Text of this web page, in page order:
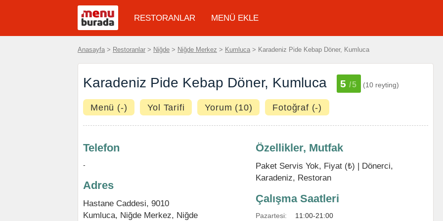
RESTORANLAR MENÜ EKLE
Anasayfa > Restoranlar > Niğde > Niğde Merkez > Kumluca > Karadeniz Pide Kebap Döner, Kumluca
Karadeniz Pide Kebap Döner, Kumluca 5 /5 (10 reyting)
Menü (-) Yol Tarifi Yorum (10) Fotoğraf (-)
Telefon
-
Adres
Hastane Caddesi, 9010
Kumluca, Niğde Merkez, Niğde
Özellikler, Mutfak
Paket Servis Yok, Fiyat (₺) | Dönerci,
Karadeniz, Restoran
Çalışma Saatleri
Pazartesi:
11:00-21:00